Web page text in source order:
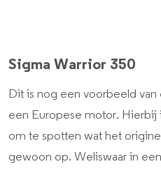
Sigma Warrior 350
Dit is nog een voorbeeld
een Europese motor. Hierbij
om te spotten wat het
gewoon op. Weliswaar in